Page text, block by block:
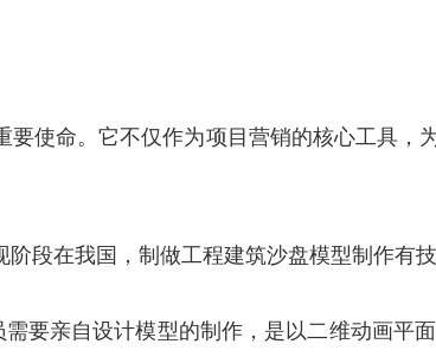
使命。它不仅作为项目营销的核心工具，
段在我国，制做工程建筑沙盘模型制作有技
要亲自设计模型的制作，是以二维动画平